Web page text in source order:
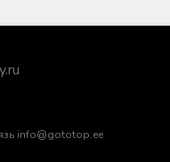
info@gototop.ee